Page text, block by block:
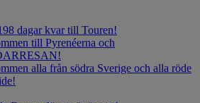
dagar kvar till Touren!
till Pyrenéerna och
alla från södra Sverige och alla röde